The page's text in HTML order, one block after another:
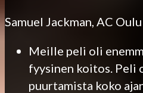
Samuel Jackman, AC
Meille peli oli
fyysinen koitos. Peli
puurtamista koko